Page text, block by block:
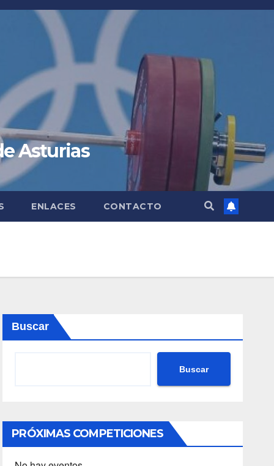
Asturias
ENLACES CONTACTO
Buscar
Buscar
PRÓXIMAS COMPETICIONES